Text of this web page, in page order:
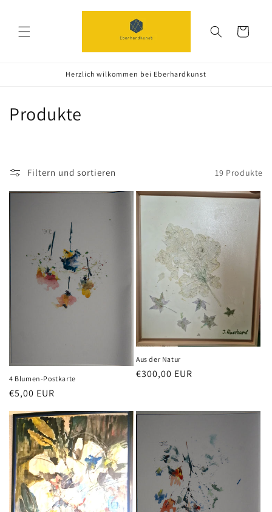
Inhalt
Warenkorb
Herzlich wilkommen bei Eberhardkunst
K
e
o
r
i
:
Produkte
Filtern und sortieren 19 Produkte
4 Blumen-Postkarte
Normaler
Preis
€5,00 EUR
Aus der Natur
Normaler
€300,00 EUR